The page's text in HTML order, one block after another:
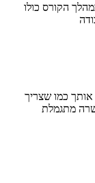
הקורס כולו
אותך כמו שצריך
מתגמלת